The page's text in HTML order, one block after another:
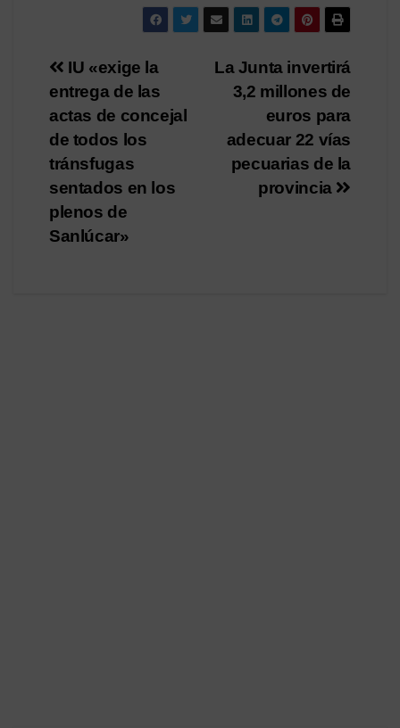
Navegación
de
entradas
La Junta invertirá
3,2 millones de
euros para
adecuar 22 vías
pecuarias de la
provincia
IU «exige la
entrega de las
actas de concejal
de todos los
tránsfugas
sentados en los
plenos de
Sanlúcar»